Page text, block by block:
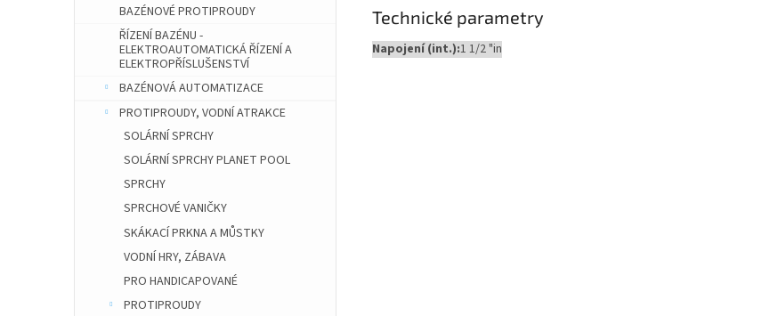
BAZÉNOVÉ PROTIPROUDY
ŘÍZENÍ BAZÉNU -
ELEKTROAUTOMATICKÁ ŘÍZENÍ A
ELEKTROPŘÍSLUŠENSTVÍ
BAZÉNOVÁ AUTOMATIZACE
PROTIPROUDY, VODNÍ ATRAKCE
SOLÁRNÍ SPRCHY
SOLÁRNÍ SPRCHY PLANET POOL
SPRCHY
SPRCHOVÉ VANIČKY
SKÁKACÍ PRKNA A MŮSTKY
VODNÍ HRY, ZÁBAVA
PRO HANDICAPOVANÉ
PROTIPROUDY
Technické parametry
Napojení (int.):1 1/2 "in